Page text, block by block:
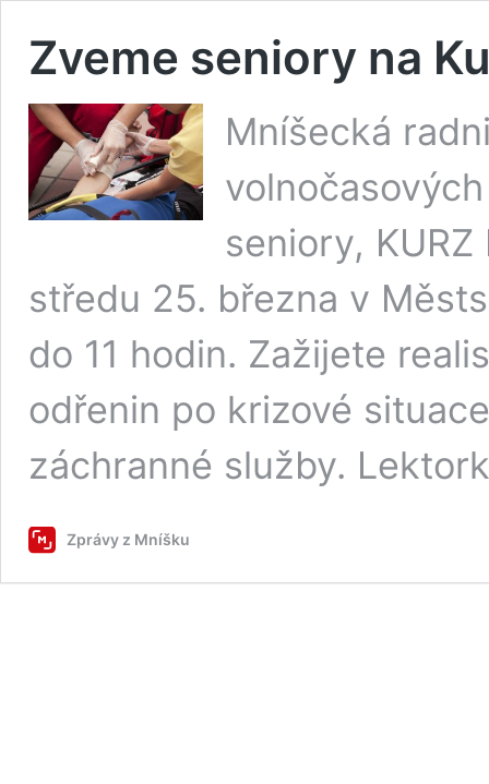
Zveme seniory na
Mníšecká
seniory, KURZ
středu 25. března v
do 11 hodin. Zažijete
odřenin po krizové
záchranné služby.
Zprávy z Mníšku